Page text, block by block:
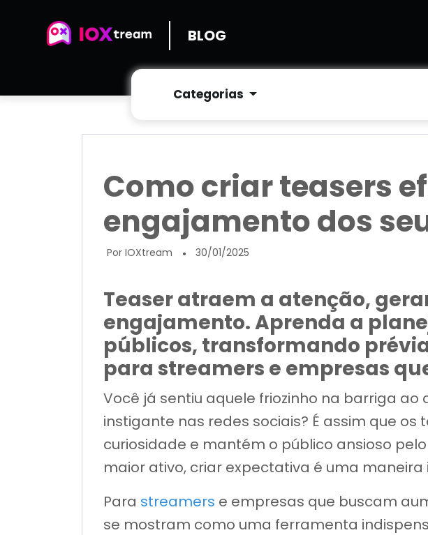
BLOG
Categorias
Como criar teasers
engajamento dos
Por IOXtream ● 30/01/2025
Teaser atraem a atenção,
engajamento. Aprenda a
públicos, transformando
para streamers e empresas
Você já sentiu aquele friozinho na barriga
instigante nas redes sociais? É assim que
curiosidade e mantém o público ansioso
maior ativo, criar expectativa é uma
Para streamers e empresas que buscam
se mostram como uma ferramenta